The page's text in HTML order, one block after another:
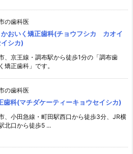
の歯科医
かおいく矯正歯科(チョウフシカ カオイ
シカ)
、京王線・調布駅から徒歩1分の「調布歯
矯正歯科」です。
の歯科医
歯科(マチダケーティーキョウセイシカ)
、小田急線・町田駅西口から徒歩3分、JR横
北口から徒歩5 ...